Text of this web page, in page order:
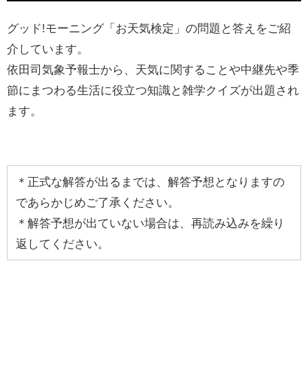
グッド!モーニング「お天気検定」の問題と答えをご紹
介しています。
依田司気象予報士から、天気に関することや中継先や季
節にまつわる生活に役立つ知識と雑学クイズが出題され
ます。
＊正式な解答が出るまでは、解答予想となりますの
であらかじめご了承ください。
＊解答予想が出ていない場合は、再読み込みを繰り
返してください。